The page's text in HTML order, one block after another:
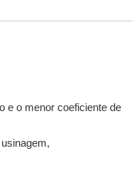
e o menor coeficiente de